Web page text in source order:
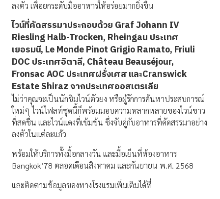
ลงตัว เพื่อยกระดับมื้ออาหารให้อร่อยมากยิ่งขึ้น
ไวน์ที่คัดสรรมาประกอบด้วย Graf Johann IV
Riesling Halb-Trocken, Rheingau ประเทศ
เยอรมนี, Le Monde Pinot Grigio Ramato, Friuli
DOC ประเทศอิตาลี, Château Beauséjour,
Fronsac AOC ประเทศฝรั่งเศสและCranswick
Estate Shirazจากประเทศออสเตรเลีย
ไม่ว่าคุณจะเป็นนักชิมไวน์ตัวยง หรือผู้รักการค้นหาประสบการณ์
ใหม่ๆ ไวน์ไฟลท์ชุดนี้ก็พร้อมมอบความหลากหลายของไวน์ขาว
ที่สดชื่น และไวน์แดงที่เข้มข้น ซึ่งจับคู่กับอาหารที่คัดสรรมาอย่าง
ลงตัวในแต่ละแก้ว
พร้อมให้บริการทั้งมื้อกลางวัน และมื้อเย็นที่ห้องอาหาร
Bangkok’78 ตลอดเดือนสิงหาคม และกันยายน พ.ศ. 2568
และติดตามข้อมูลของทางโรงแรมเพิ่มเติมได้ที่